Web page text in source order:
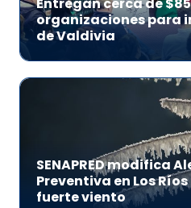
Entregan cerca de
organizaciones para
de Valdivia
SENAPRED modifica
Preventiva en Los
fuerte viento